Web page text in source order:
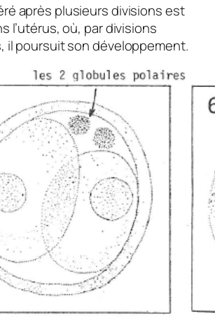
après plusieurs divisions est
l’utérus, où, par divisions
il poursuit son développement.